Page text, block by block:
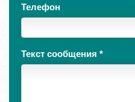
Телефон
Текст сообщения *